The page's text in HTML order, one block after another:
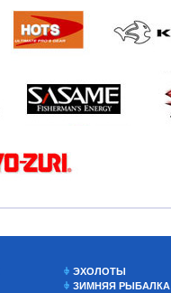
ЭХОЛОТЫ
ЗИМНЯЯ РЫБАЛКА